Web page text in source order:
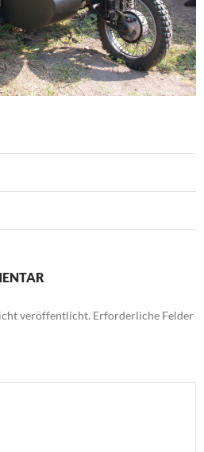
veröffentlicht. Erforderliche Felder